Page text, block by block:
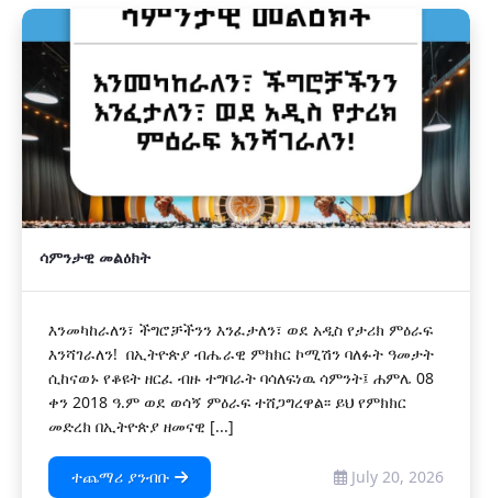
ሳምንታዊ መልዕክት
እንመካከራለን፣ ችግሮቻችንን እንፈታለን፣ ወደ አዲስ የታሪክ ምዕራፍ
እንሻገራለን! በኢትዮጵያ ብሔራዊ ምክክር ኮሚሽን ባለፉት ዓመታት
ሲከናወኑ የቆዩት ዘርፈ ብዙ ተግባራት ባሳለፍነዉ ሳምንት፤ ሐምሌ 08
ቀን 2018 ዓ.ም ወደ ወሳኝ ምዕራፍ ተሸጋግረዋል፡፡ ይህ የምክክር
መድረክ በኢትዮጵያ ዘመናዊ [...]
ተጨማሪ ያንብቡ July 20, 2026